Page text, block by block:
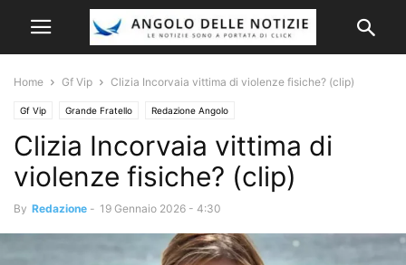
Home Gf Vip Clizia Incorvaia vittima di violenze fisiche? (clip)
Gf Vip Grande Fratello Redazione Angolo
Clizia Incorvaia vittima di
violenze fisiche? (clip)
By Redazione - 19 Gennaio 2026 - 4:30